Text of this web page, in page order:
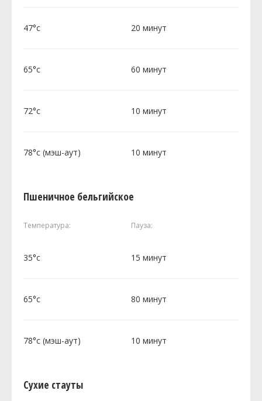
47°c 20 минут
65°c 60 минут
72°c 10 минут
78°c (мэш-аут) 10 минут
Пшеничное бельгийское
Температура: Пауза:
35°c 15 минут
65°c 80 минут
78°c (мэш-аут) 10 минут
Сухие стауты